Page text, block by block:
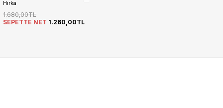
Hırka
1.680,00TL
SEPETTE NET 1.260,00TL